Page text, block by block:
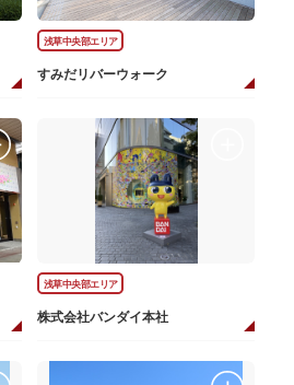
浅草中央部エリア
すみだリバーウォーク
浅草中央部エリア
株式会社バンダイ本社